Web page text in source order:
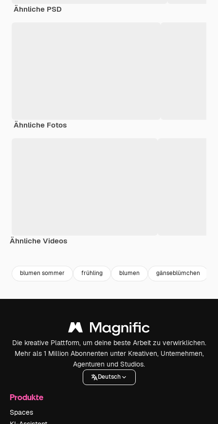
Ähnliche PSD
Ähnliche Fotos
Ähnliche Videos
blumen sommer frühling blumen gänseblümchen
Die kreative Plattform, um deine beste Arbeit zu verwirklichen.
Mehr als 1 Million Abonnenten unter Kreativen, Unternehmen,
Agenturen und Studios.
Deutsch
Produkte
Spaces